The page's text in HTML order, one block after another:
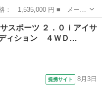
グレード名： Ｓ トラン
イナー ★ケンウッドＣＤオ
スポーツ ２．０ｉアイサ
ィション ４ＷＤ…
提携サイト 8月3日